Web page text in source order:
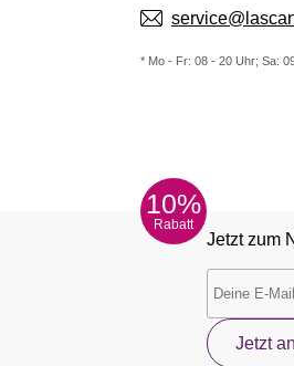
* Mo - Fr: 08 - 20 Uhr; Sa:
10%
Rabatt
Jetzt zum
Jetzt